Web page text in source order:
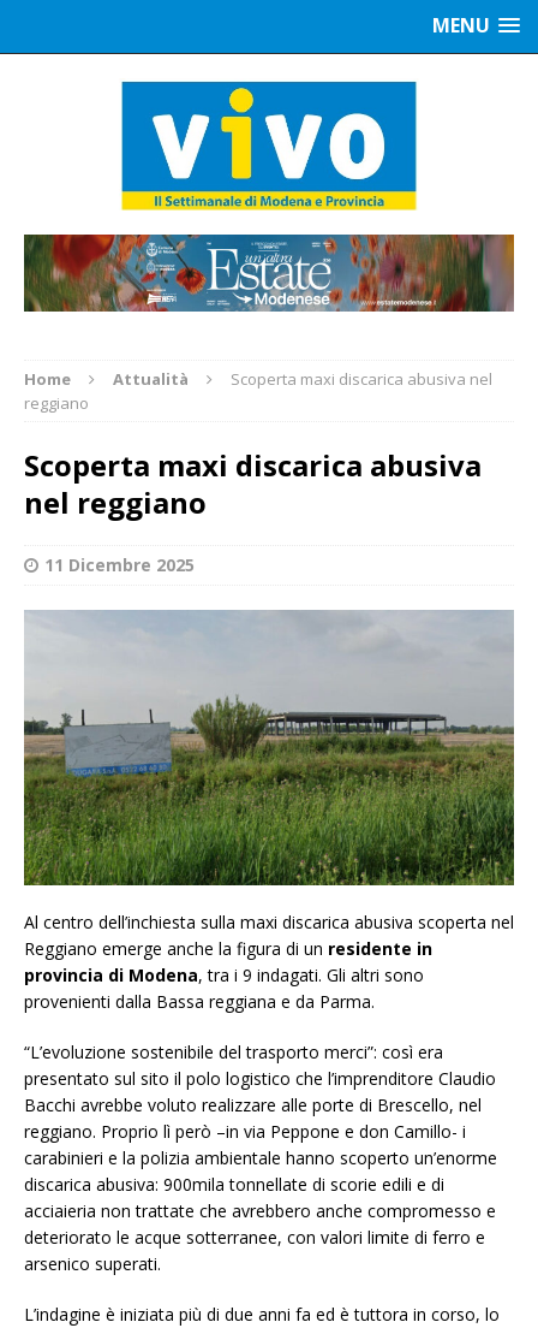
MENU
Home Attualità
Scoperta maxi discarica abusiva nel
reggiano
Scoperta maxi discarica abusiva
nel reggiano
11 Dicembre 2025
Al centro dell’inchiesta sulla maxi discarica abusiva scoperta nel
Reggiano emerge anche la figura di un residente in
provincia di Modena, tra i 9 indagati. Gli altri sono
provenienti dalla Bassa reggiana e da Parma.
“L’evoluzione sostenibile del trasporto merci”: così era
presentato sul sito il polo logistico che l’imprenditore Claudio
Bacchi avrebbe voluto realizzare alle porte di Brescello, nel
reggiano. Proprio lì però –in via Peppone e don Camillo- i
carabinieri e la polizia ambientale hanno scoperto un’enorme
discarica abusiva: 900mila tonnellate di scorie edili e di
acciaieria non trattate che avrebbero anche compromesso e
deteriorato le acque sotterranee, con valori limite di ferro e
arsenico superati.
L’indagine è iniziata più di due anni fa ed è tuttora in corso, lo